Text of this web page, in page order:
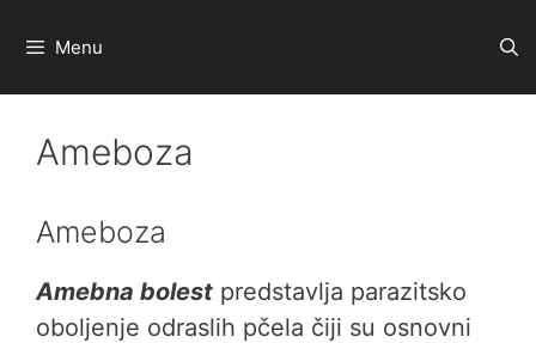
Menu
Ameboza
Ameboza
Amebna bolest predstavlja parazitsko
oboljenje odraslih pčela čiji su osnovni